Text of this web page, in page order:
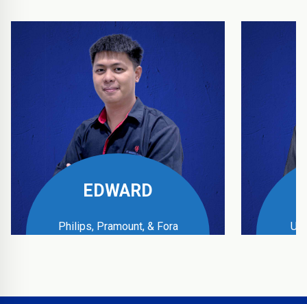
EDWARD
Philips, Pramount, & Fora